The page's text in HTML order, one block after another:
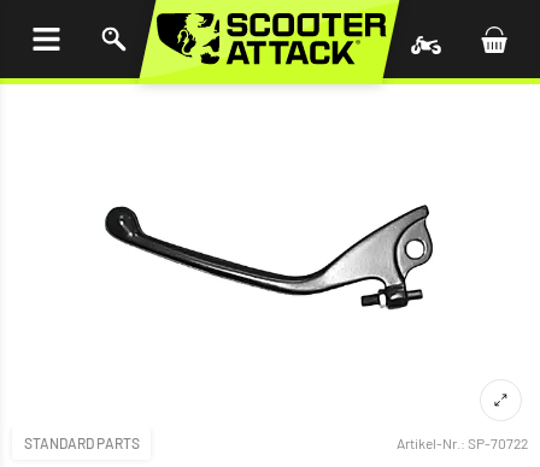
STANDARD PARTS Artikel-Nr.: SP-70722